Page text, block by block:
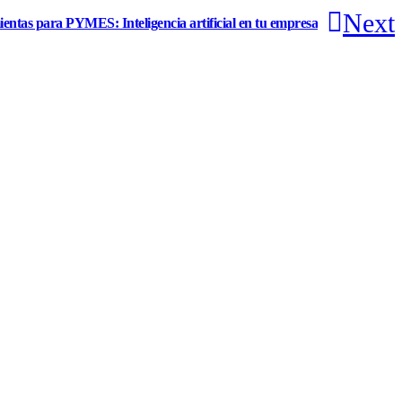
para PYMES: Inteligencia artificial en tu empresa Next